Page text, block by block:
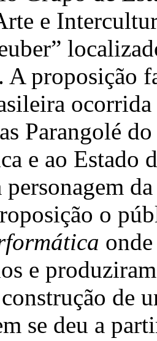
e
A proposição
ocorrida
Parangolé
e ao Estado
o
e
de
se deu a